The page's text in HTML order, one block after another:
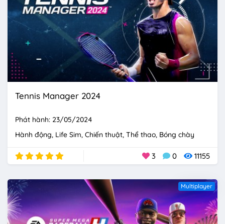
Tennis Manager 2024
Phát hành: 23/05/2024
Hành động Life Sim Chiến thuật Thể thao Bóng chày
3 0 11155
Multiplayer